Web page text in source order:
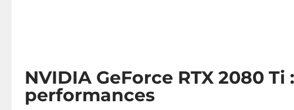
NVIDIA GeForce RTX 2080
performances